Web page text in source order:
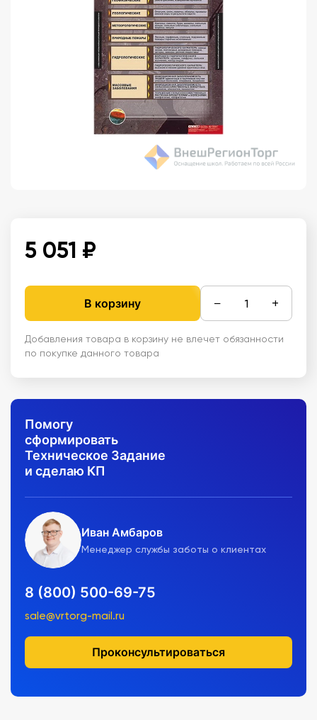
5 051 ₽
В корзину − +
Добавления товара в корзину не влечет обязанности
по покупке данного товара
Помогу
сформировать
Техническое Задание
и сделаю КП
Иван Амбаров
Менеджер службы заботы о клиентах
8 (800) 500-69-75
sale@vrtorg-mail.ru
Проконсультироваться